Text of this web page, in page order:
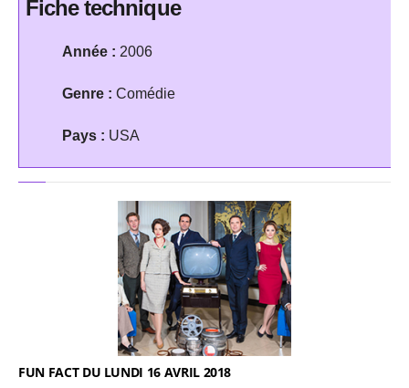
Fiche technique
Année : 2006
Genre : Comédie
Pays : USA
FUN FACT DU LUNDI 16 AVRIL 2018